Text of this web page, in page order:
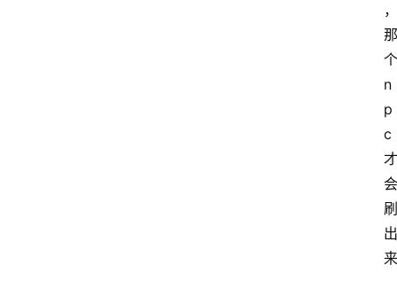
，
那
个
n
p
c
才
会
刷
出
来